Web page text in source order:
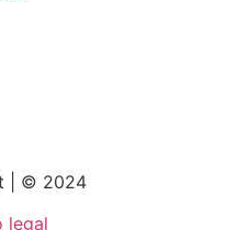
| © 2024
legal